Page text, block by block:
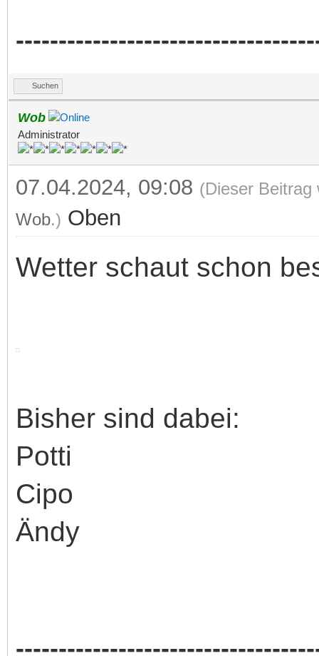
Suchen
Wob
Administrator
07.04.2024, 09:08 (Dieser Beitrag
Wob.) Oben
Wetter schaut schon
Bisher sind dabei:
Potti
Cipo
Ändy